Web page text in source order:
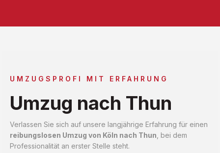
UMZUGSPROFI MIT ERFAHRUNG
Umzug nach Thun
Verlassen Sie sich auf unsere langjährige Erfahrung für einen
reibungslosen Umzug von Köln nach Thun , bei dem
Professionalität an erster Stelle steht.